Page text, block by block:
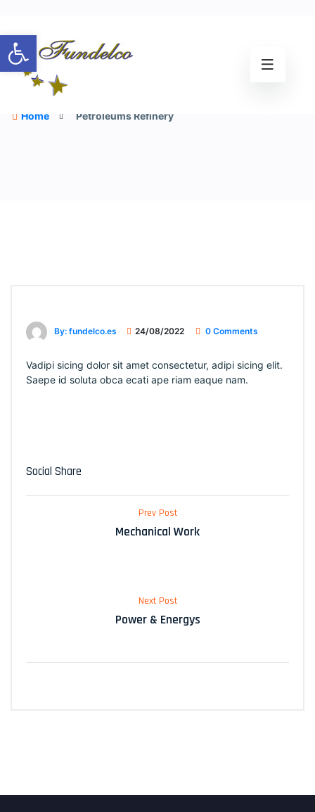
Abrir barra de herramientas
Petroleums Refinery
Home Petroleums Refinery
By: fundelco.es 24/08/2022 0 Comments
Vadipi sicing dolor sit amet consectetur, adipi sicing elit.
Saepe id soluta obca ecati ape riam eaque nam.
Social Share
Prev Post
Mechanical Work
Next Post
Power & Energys